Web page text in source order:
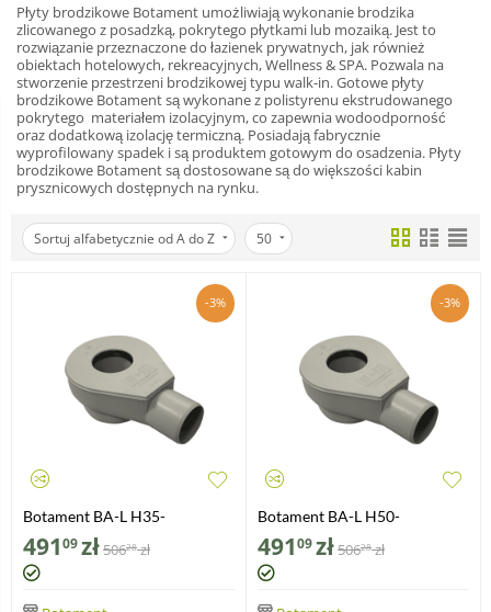
Płyty brodzikowe Botament umożliwiają wykonanie brodzika
zlicowanego z posadzką, pokrytego płytkami lub mozaiką. Jest to
rozwiązanie przeznaczone do łazienek prywatnych, jak również
obiektach hotelowych, rekreacyjnych, Wellness & SPA. Pozwala na
stworzenie przestrzeni brodzikowej typu walk-in. Gotowe płyty
brodzikowe Botament są wykonane z polistyrenu ekstrudowanego
pokrytego materiałem izolacyjnym, co zapewnia wodoodporność
oraz dodatkową izolację termiczną. Posiadają fabrycznie
wyprofilowany spadek i są produktem gotowym do osadzenia. Płyty
brodzikowe Botament są dostosowane są do większości kabin
prysznicowych dostępnych na rynku.
Sortuj alfabetycznie od A do Z 50
-3%
Botament BA-L H35-
HORIZONTAL
49109zł50628 zł
-3%
Botament BA-L H50-
HORIZONTAL
49109zł50628 zł